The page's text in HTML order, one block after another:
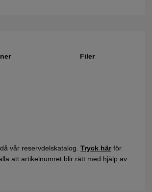
vår reservdelskatalog. Tryck härför
att artikelnumret blir rätt med hjälp av
Filer